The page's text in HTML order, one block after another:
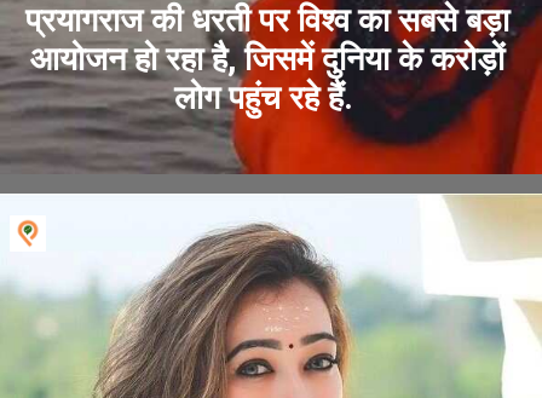
प्रयागराज की धरती पर विश्व का सबसे बड़ा
आयोजन हो रहा है, जिसमें दुनिया के करोड़ों
लोग पहुंच रहे हैं.